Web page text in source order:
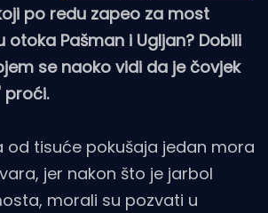
po redu zapeo za most
otoka Pašman i Ugljan? Dobili
se naoko vidi da je čovjek
proći.
od tisuće pokušaja jedan mora
jer nakon što je jarbol
morali su pozvati u